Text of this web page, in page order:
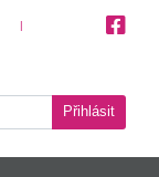
|
Přihlásit